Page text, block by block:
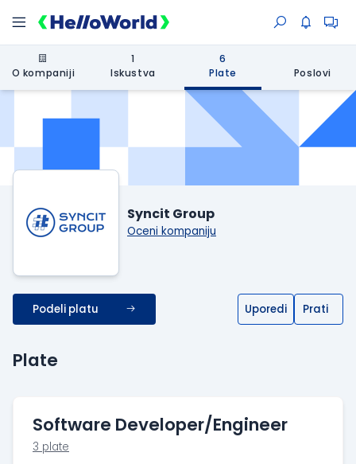
O kompaniji
1
Iskustva
6
Plate
Poslovi
Syncit Group
Oceni kompaniju
Podeli platu Uporedi Prati
Plate
Software Developer/Engineer
3 plate